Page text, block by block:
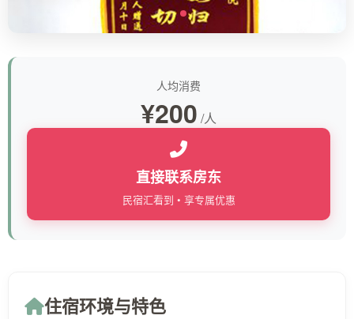
人均消费
¥200 /人
直接联系房东
民宿汇看到 • 享专属优惠
住宿环境与特色